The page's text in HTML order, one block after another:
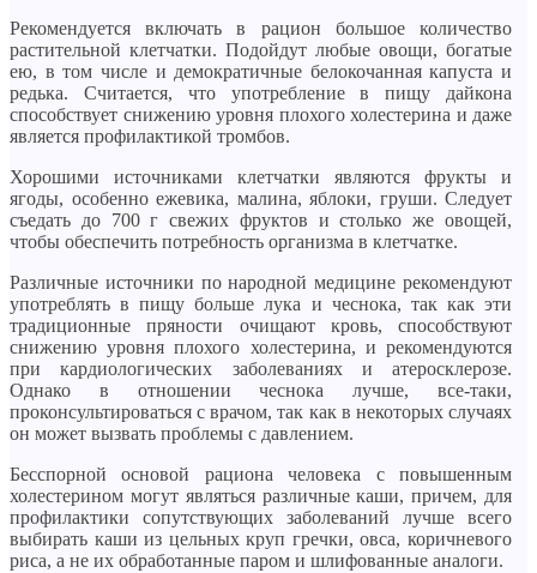
Рекомендуется включать в рацион большое количество
растительной клетчатки. Подойдут любые овощи, богатые
ею, в том числе и демократичные белокочанная капуста и
редька. Считается, что употребление в пищу дайкона
способствует снижению уровня плохого холестерина и даже
является профилактикой тромбов.
Хорошими источниками клетчатки являются фрукты и
ягоды, особенно ежевика, малина, яблоки, груши. Следует
съедать до 700 г свежих фруктов и столько же овощей,
чтобы обеспечить потребность организма в клетчатке.
Различные источники по народной медицине рекомендуют
употреблять в пищу больше лука и чеснока, так как эти
традиционные пряности очищают кровь, способствуют
снижению уровня плохого холестерина, и рекомендуются
при кардиологических заболеваниях и атеросклерозе.
Однако в отношении чеснока лучше, все-таки,
проконсультироваться с врачом, так как в некоторых случаях
он может вызвать проблемы с давлением.
Бесспорной основой рациона человека с повышенным
холестерином могут являться различные каши, причем, для
профилактики сопутствующих заболеваний лучше всего
выбирать каши из цельных круп гречки, овса, коричневого
риса, а не их обработанные паром и шлифованные аналоги.